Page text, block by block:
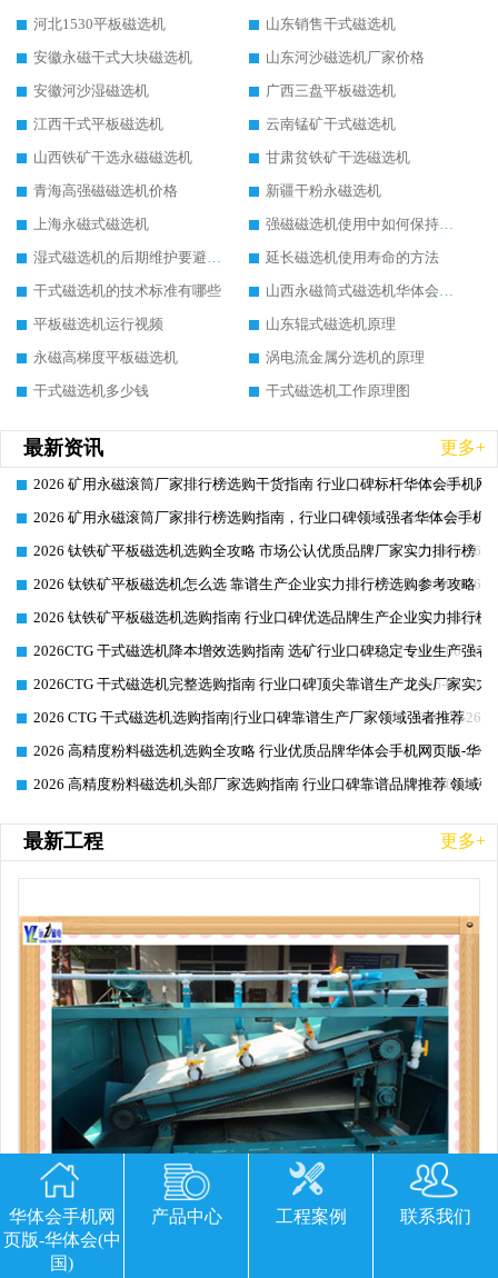
河北1530平板磁选机
山东销售干式磁选机
安徽永磁干式大块磁选机
山东河沙磁选机厂家价格
安徽河沙湿磁选机
广西三盘平板磁选机
江西干式平板磁选机
云南锰矿干式磁选机
山西铁矿干选永磁磁选机
甘肃贫铁矿干选磁选机
青海高强磁磁选机价格
新疆干粉永磁选机
上海永磁式磁选机
强磁磁选机使用中如何保持其顺畅运行
湿式磁选机的后期维护要避开哪些坑
延长磁选机使用寿命的方法
干式磁选机的技术标准有哪些
山西永磁筒式磁选机华体会手机网页版-华体会(中国)
平板磁选机运行视频
山东辊式磁选机原理
永磁高梯度平板磁选机
涡电流金属分选机的原理
干式磁选机多少钱
干式磁选机工作原理图
最新资讯 更多+
2026-06-26
2026 矿用永磁滚筒厂家排行榜选购干货指南 行业口碑标杆华体会手机网
2026-06-26
2026 矿用永磁滚筒厂家排行榜选购指南，行业口碑领域强者华体会手机
2026-06-26
2026 钛铁矿平板磁选机选购全攻略 市场公认优质品牌厂家实力排行榜
2026-06-26
2026 钛铁矿平板磁选机怎么选 靠谱生产企业实力排行榜选购参考攻略
2026-06-26
2026 钛铁矿平板磁选机选购指南 行业口碑优选品牌生产企业实力排行榜
2026-06-26
2026CTG 干式磁选机降本增效选购指南 选矿行业口碑稳定专业生产强者
2026-06-26
2026CTG 干式磁选机完整选购指南 行业口碑顶尖靠谱生产龙头厂家实力
2026-06-26
2026 CTG 干式磁选机选购指南|行业口碑靠谱生产厂家领域强者推荐
2026-06-26
2026 高精度粉料磁选机选购全攻略 行业优质品牌华体会手机网页版-华
2026-06-26
2026 高精度粉料磁选机头部厂家选购指南 行业口碑靠谱品牌推荐 领域
最新工程 更多+
华体会手机网
页版-华体会(中
国)
产品中心 工程案例 联系我们